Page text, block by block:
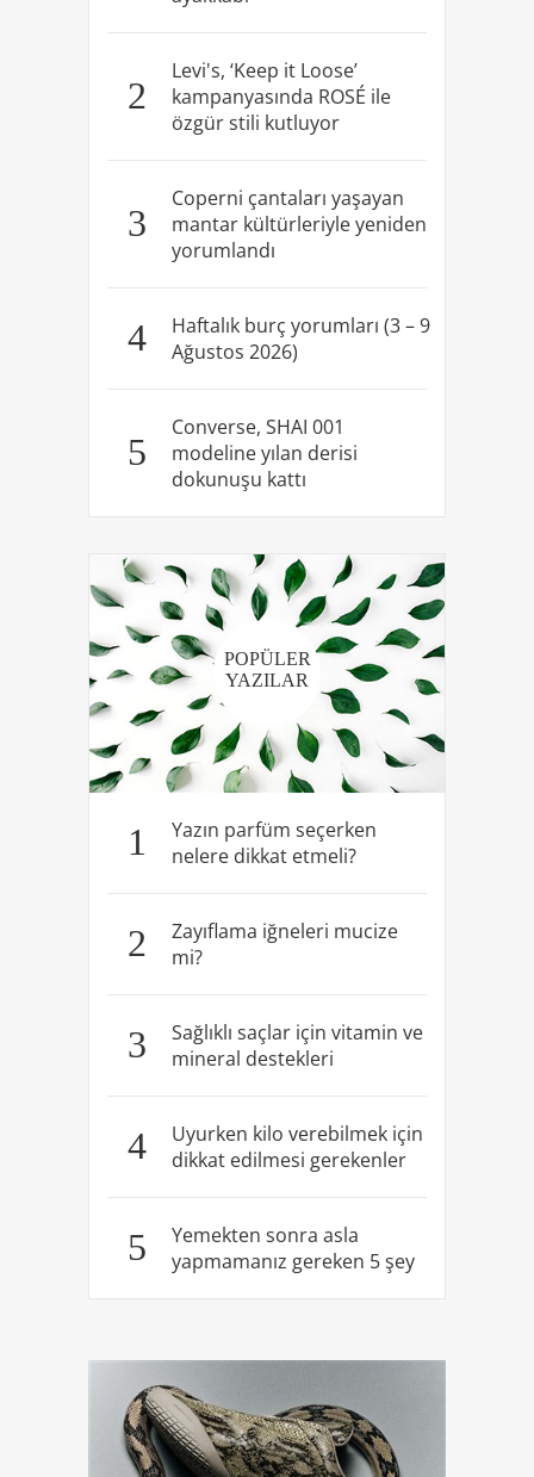
2
Levi's, ‘Keep it Loose’
kampanyasında ROSÉ ile
özgür stili kutluyor
3
Coperni çantaları yaşayan
mantar kültürleriyle yeniden
yorumlandı
4
Haftalık burç yorumları (3 – 9
Ağustos 2026)
5
Converse, SHAI 001
modeline yılan derisi
dokunuşu kattı
POPÜLER
YAZILAR
1
Yazın parfüm seçerken
nelere dikkat etmeli?
2
Zayıflama iğneleri mucize
mi?
3
Sağlıklı saçlar için vitamin ve
mineral destekleri
4
Uyurken kilo verebilmek için
dikkat edilmesi gerekenler
5
Yemekten sonra asla
yapmamanız gereken 5 şey